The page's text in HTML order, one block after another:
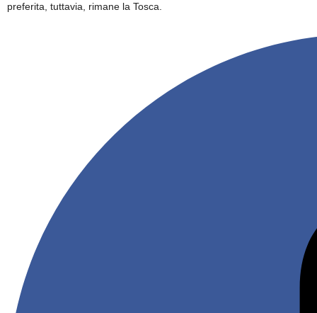
preferita, tuttavia, rimane la Tosca.